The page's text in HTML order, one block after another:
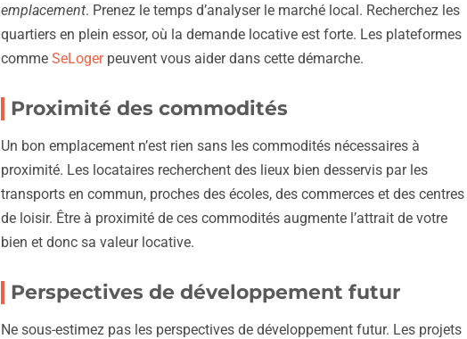
emplacement. Prenez le temps d’analyser le marché local. Recherchez les
quartiers en plein essor, où la demande locative est forte. Les plateformes
comme SeLogerpeuvent vous aider dans cette démarche.
Proximité des commodités
Un bon emplacement n’est rien sans les commodités nécessaires à
proximité. Les locataires recherchent des lieux bien desservis par les
transports en commun, proches des écoles, des commerces et des centres
de loisir. Être à proximité de ces commodités augmente l’attrait de votre
bien et donc sa valeur locative.
Perspectives de développement futur
Ne sous-estimez pas les perspectives de développement futur. Les projets